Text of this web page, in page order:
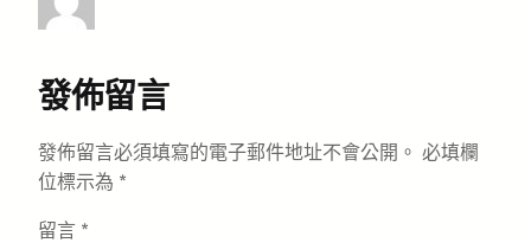
發佈留言
發佈留言必須填寫的電子郵件地址不會公開。 必填欄
位標示為 *
留言 *